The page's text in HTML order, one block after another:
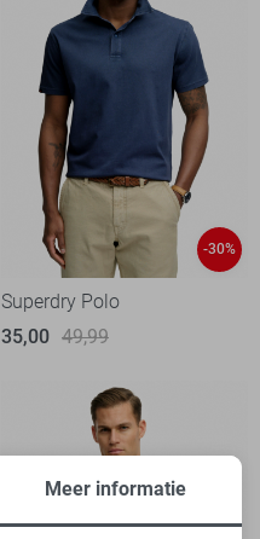
-30%
Superdry Polo
35,00 49,99
Meer informatie